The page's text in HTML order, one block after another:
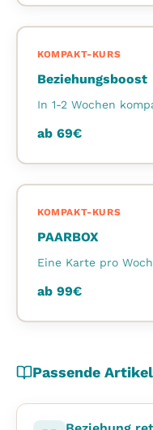
KOMPAKT-KURS
Beziehungsboost
In 1-2 Wochen
ab 69€
KOMPAKT-KURS
PAARBOX
Eine Karte pro
ab 99€
Passende